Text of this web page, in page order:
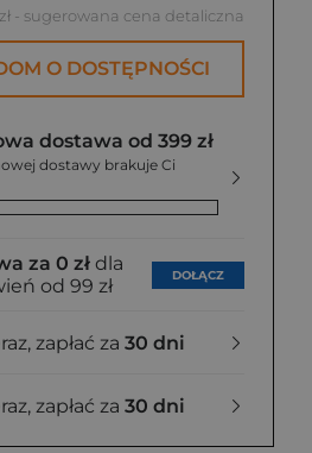
- sugerowana cena detaliczna
O DOSTĘPNOŚCI
dostawa od 399 zł
dostawy brakuje Ci
za 0 zł dla
od 99 zł
DOŁĄCZ
zapłać za 30 dni
zapłać za 30 dni